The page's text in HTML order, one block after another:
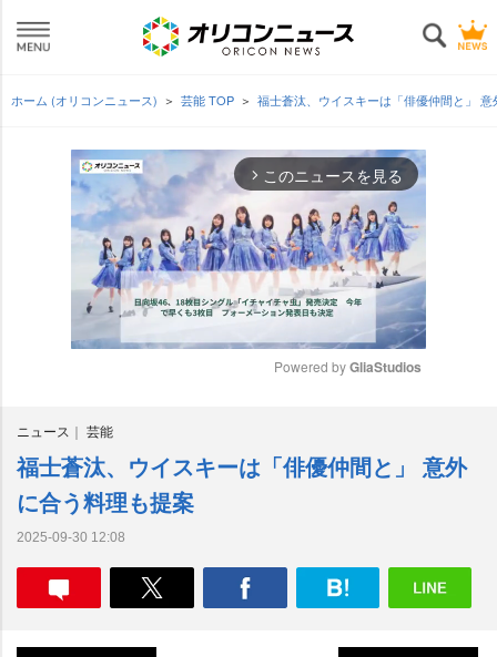
ホーム (オリコンニュース) 芸能 TOP 福士蒼汰、ウイスキーは「俳優仲間と」
arrow_forward_ios このニュースを見る
t
e
Powered by GliaStudios
ニュース 芸能
福士蒼汰、ウイスキーは「俳優仲間と」 意外
に合う料理も提案
2025-09-30 12:08